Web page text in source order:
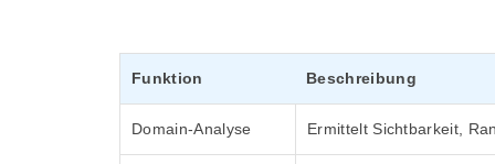
Funktion Beschreibung
Domain-Analyse Ermittelt Sichtbarkeit,